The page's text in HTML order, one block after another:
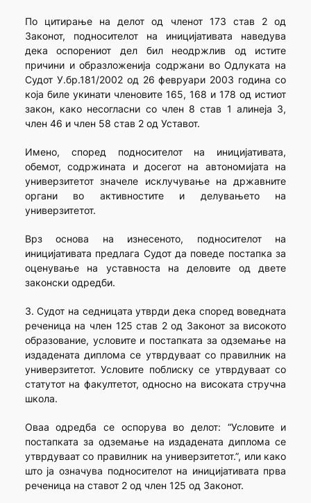
По цитирање на делот од членот 173 став 2 од
Законот, подносителот на иницијативата наведува
дека оспорениот дел бил неодржлив од истите
причини и образложенија содржани во Одлуката на
Судот У.бр.181/2002 од 26 февруари 2003 година со
која биле укинати членовите 165, 168 и 178 од истиот
закон, како несогласни со член 8 став 1 алинеја 3,
член 46 и член 58 став 2 од Уставот.
Имено, според подносителот на иницијативата,
обемот, содржината и досегот на автономијата на
универзитетот значеле исклучување на државните
органи во активностите и делувањето на
универзитетот.
Врз основа на изнесеното, подносителот на
иницијативата предлага Судот да поведе постапка за
оценување на уставноста на деловите од двете
законски одредби.
3. Судот на седницата утврди дека според воведната
реченица на член 125 став 2 од Законот за високото
образование, условите и постапката за одземање на
издадената диплома се утврдуваат со правилник на
универзитетот. Условите поблиску се утврдуваат со
статутот на факултетот, односно на високата стручна
школа.
Оваа одредба се оспорува во делот: “Условите и
постапката за одземање на издадената диплома се
утврдуваат со правилник на универзитетот.”, или како
што ја означува подносителот на иницијативата прва
реченица на ставот 2 од член 125 од Законот.